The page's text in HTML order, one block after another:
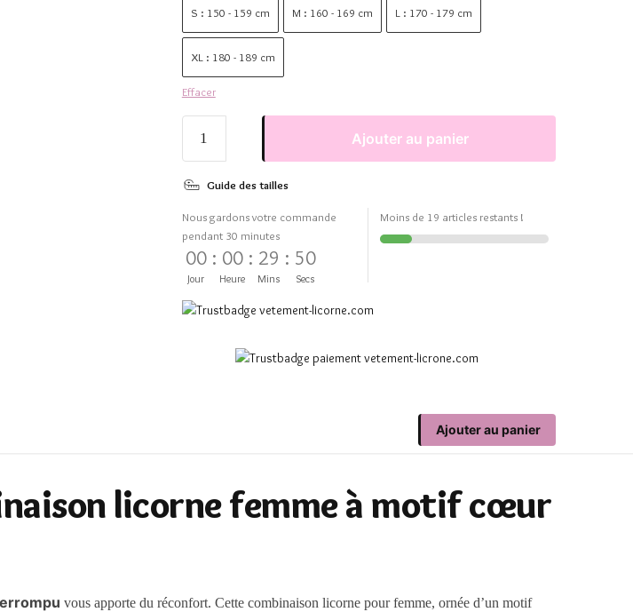
S : 150 - 159 cm M : 160 - 169 cm L : 170 - 179 cm
XL : 180 - 189 cm
Effacer
Ajouter au panier
Guide des tailles
Nous gardons votre commande
pendant 30 minutes
00
Jour
: 00
Heure
: 29
Mins
: 50
Secs
Moins de 19 articles restants !
Ajouter au panier
licorne femme à motif cœur
vous apporte du réconfort. Cette combinaison licorne pour femme, ornée d’un motif